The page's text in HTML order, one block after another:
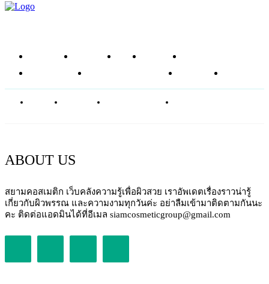
หน้าแรก ข่าวสาร รีวิว โซลูชัน
อาหารเสริม
ศัลยกรรมความงาม บทความ
ABOUT US
สยามคอสเมติก เว็บคลังความรู้เพื่อผิวสวย เราอัพเดตเรื่องราวน่ารู้
เกี่ยวกับผิวพรรณ และความงามทุกวันค่ะ อย่าลืมเข้ามาติดตามกันนะ
คะ ติดต่อแอดมินได้ที่อีเมล siamcosmeticgroup@gmail.com